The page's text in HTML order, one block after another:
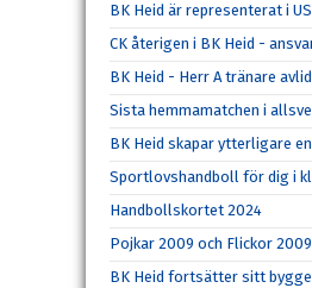
BK Heid är representerat i
CK återigen i BK Heid -
BK Heid - Herr A tränare
Sista hemmamatchen i
BK Heid skapar ytterligare
Sportlovshandboll för dig i
Handbollskortet 2024
Pojkar 2009 och Flickor
BK Heid fortsätter sitt